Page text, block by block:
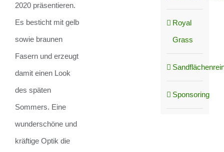
2020 präsentieren.
Es besticht mit gelb
sowie braunen
Fasern und erzeugt
damit einen Look
des späten
Sommers. Eine
wunderschöne und
kräftige Optik die
Royal
Grass
Sponsoring